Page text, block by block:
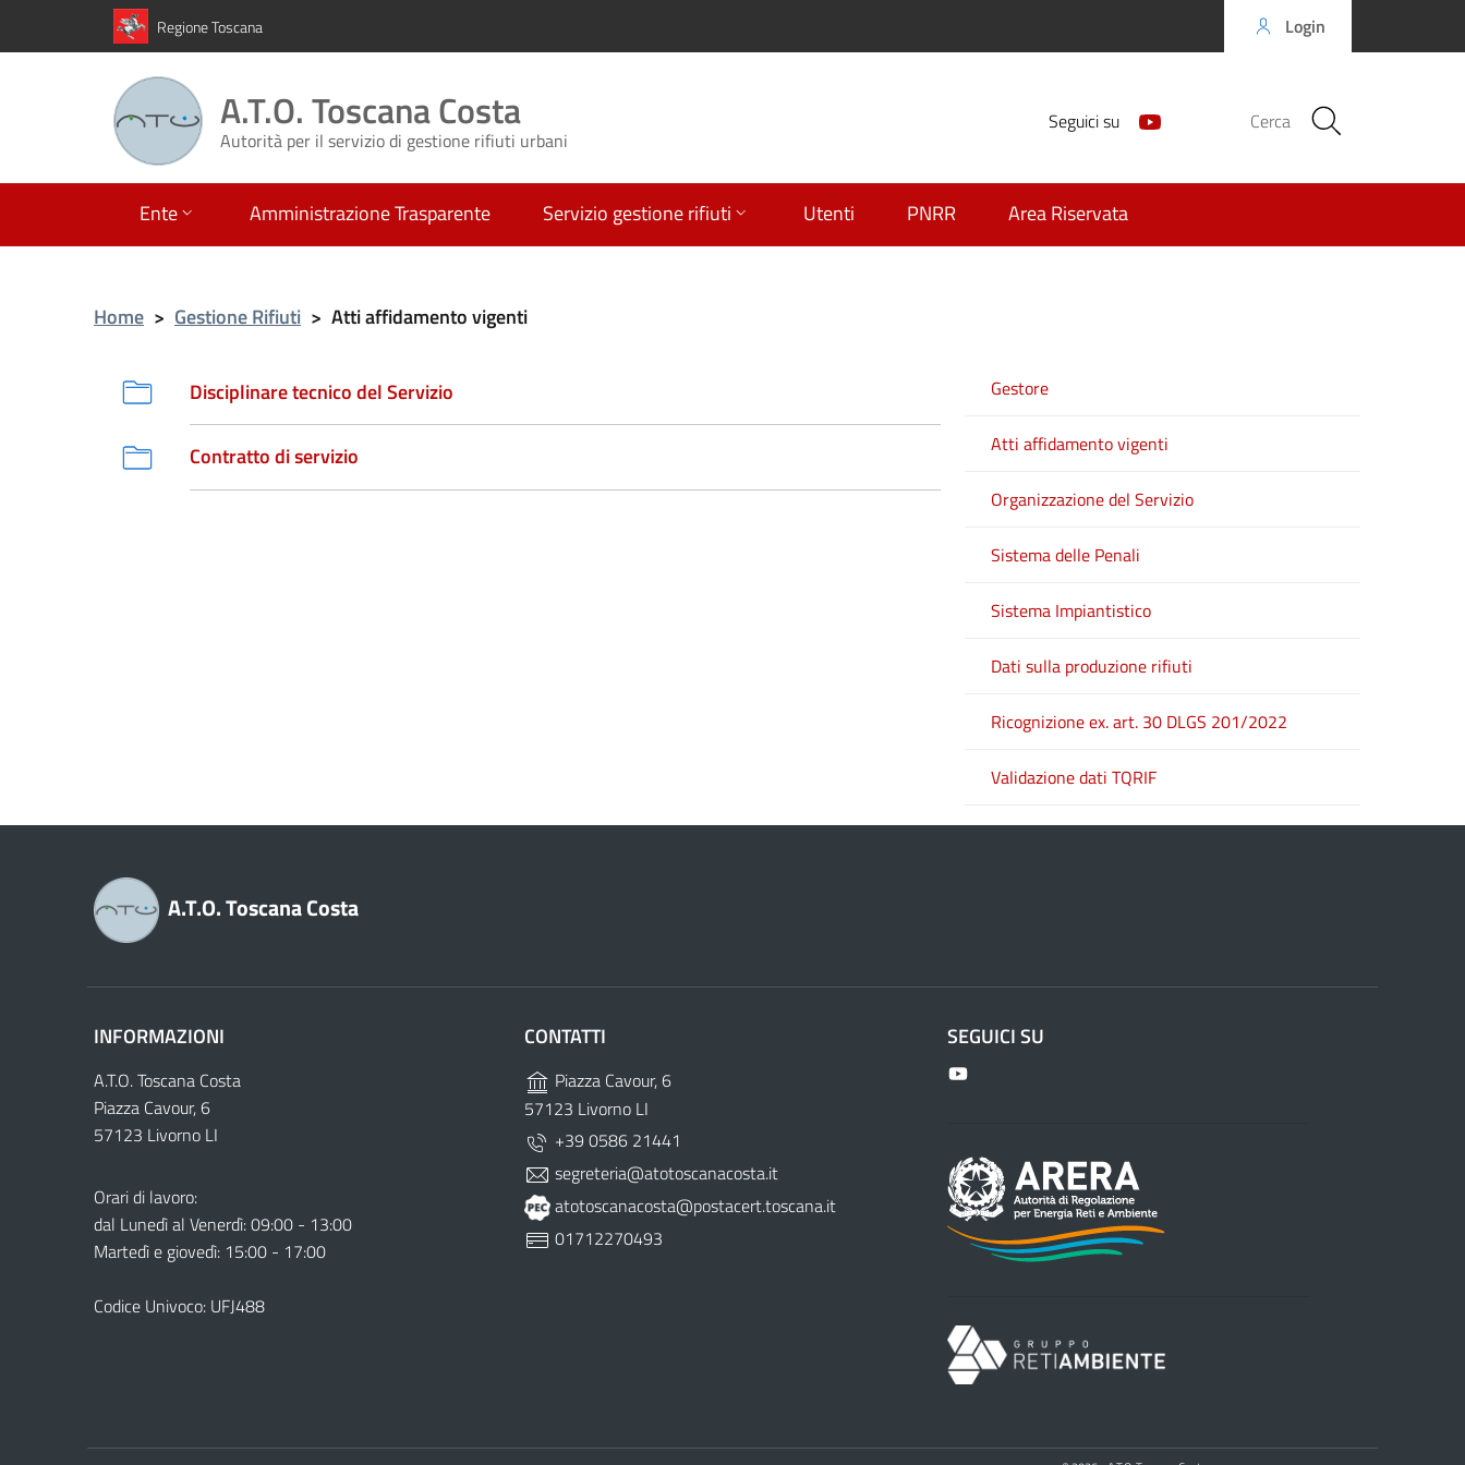
Regione Toscana Login
A.T.O. Toscana Costa
Autorità per il servizio di gestione rifiuti urbani
Seguici su Cerca
Ente Amministrazione Trasparente Servizio gestione rifiuti Utenti PNRR Area Riservata
Home > Gestione Rifiuti > Atti affidamento vigenti
Disciplinare tecnico del Servizio
Contratto di servizio
Gestore
Atti affidamento vigenti
Organizzazione del Servizio
Sistema delle Penali
Sistema Impiantistico
Dati sulla produzione rifiuti
Ricognizione ex. art. 30 DLGS 201/2022
Validazione dati TQRIF
A.T.O. Toscana Costa
INFORMAZIONI
A.T.O. Toscana Costa
Piazza Cavour, 6
57123 Livorno LI
Orari di lavoro:
dal Lunedì al Venerdì: 09:00 - 13:00
Martedì e giovedì: 15:00 - 17:00
Codice Univoco: UFJ488
CONTATTI
Piazza Cavour, 6
57123 Livorno LI
+39 0586 21441
segreteria@atotoscanacosta.it
atotoscanacosta@postacert.toscana.it
01712270493
SEGUICI SU